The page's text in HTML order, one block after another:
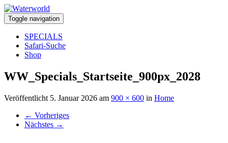
Toggle navigation
SPECIALS
Safari-Suche
Shop
WW_Specials_Startseite_900px_2028
Veröffentlicht 5. Januar 2026 am 900 × 600 in Home
← Vorheriges
Nächstes →